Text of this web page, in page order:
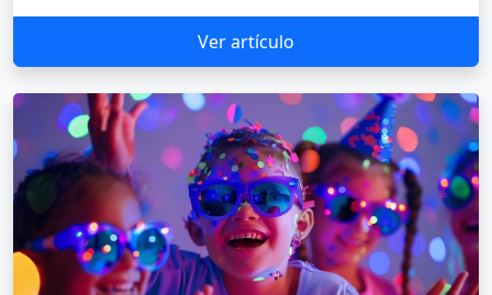
Ver artículo